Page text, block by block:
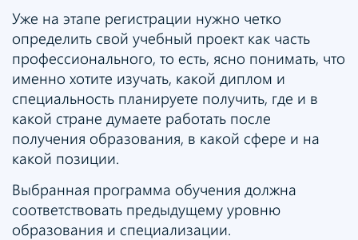
Уже на этапе регистрации нужно четко
определить свой учебный проект как часть
профессионального, то есть, ясно понимать, что
именно хотите изучать, какой диплом и
специальность планируете получить, где и в
какой стране думаете работать после
получения образования, в какой сфере и на
какой позиции.
Выбранная программа обучения должна
соответствовать предыдущему уровню
образования и специализации.